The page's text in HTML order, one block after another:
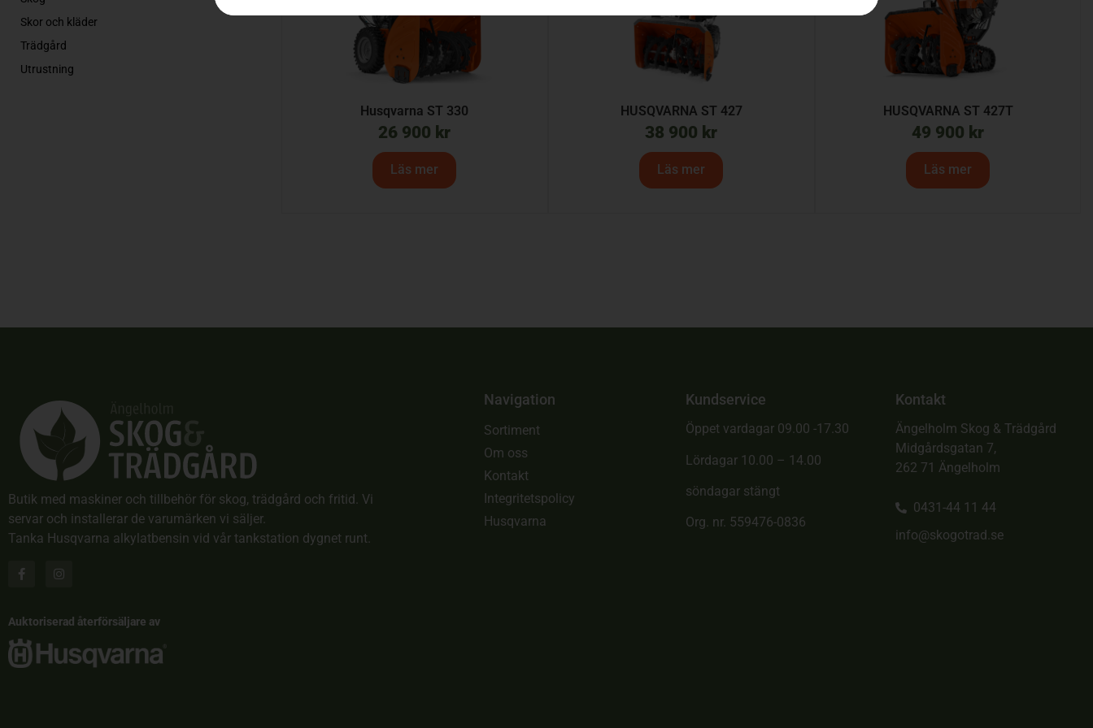
Skor och kläder
Trädgård
Utrustning
Husqvarna ST 330
26 900 kr
Läs mer
HUSQVARNA ST 427
38 900 kr
Läs mer
HUSQVARNA ST 427T
49 900 kr
Läs mer
Butik med maskiner och tillbehör för skog, trädgård och fritid. Vi
servar och installerar de varumärken vi säljer.
Tanka Husqvarna alkylatbensin vid vår tankstation dygnet runt.
Auktoriserad återförsäljare av
Navigation
Sortiment
Om oss
Kontakt
Integritetspolicy
Husqvarna
Kundservice
Öppet vardagar 09.00 -17.30
Lördagar 10.00 – 14.00
söndagar stängt
Org. nr. 559476-0836
Kontakt
Ängelholm Skog & Trädgård
Midgårdsgatan 7,
262 71 Ängelholm
0431-44 11 44
info@skogotrad.se